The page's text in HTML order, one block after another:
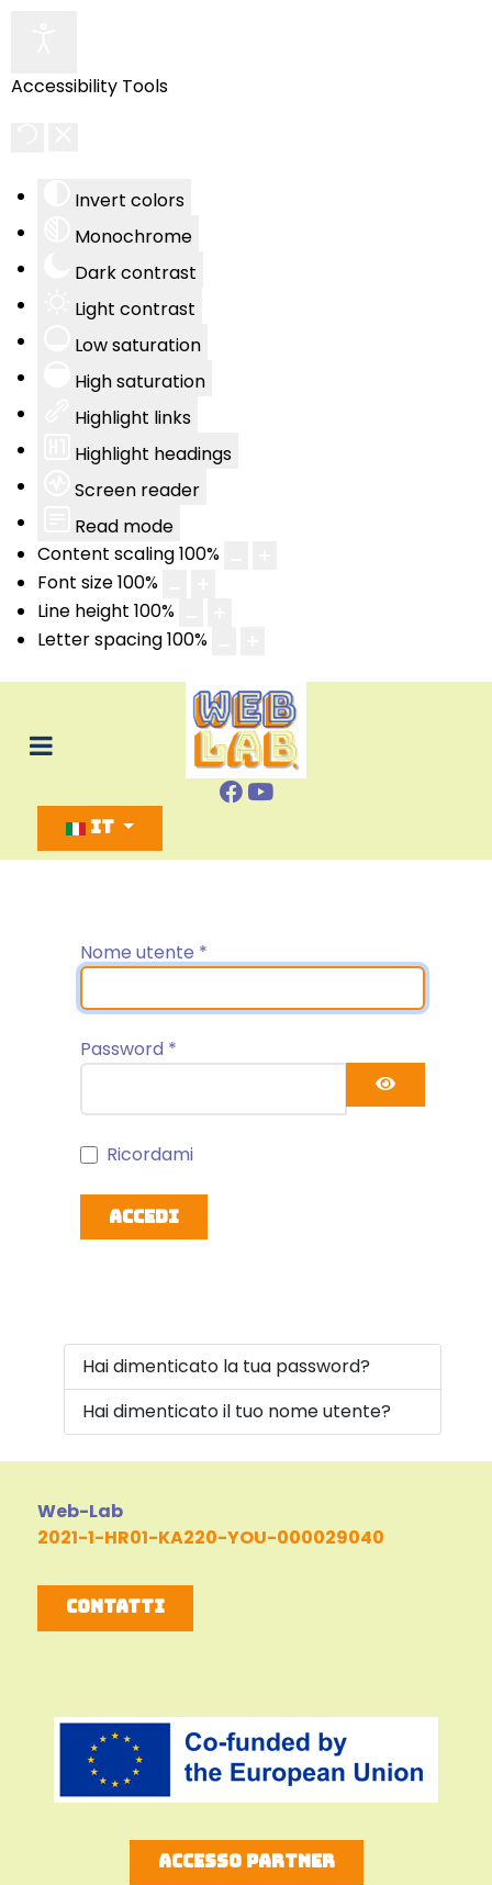
Accessibility Tools
Invert colors
Monochrome
Dark contrast
Light contrast
Low saturation
High saturation
Highlight links
Highlight headings
Screen reader
Read mode
Content scaling100%
Font size100%
Line height 100%
Letter spacing100%
Seleziona la tua lingua
IT
Nome utente *
Password *
Ricordami
Accedi
Hai dimenticato la tua password?
Hai dimenticato il tuo nome utente?
Web-Lab
2021-1-HR01-KA220-YOU-000029040
Contatti
Accesso Partner